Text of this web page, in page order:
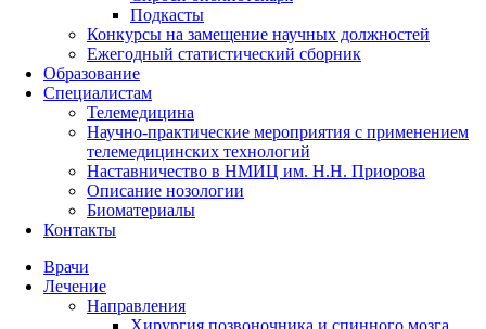
Подкасты
Конкурсы на замещение научных должностей
Ежегодный статистический сборник
Образование
Специалистам
Телемедицина
Научно-практические мероприятия с применением
телемедицинских технологий
Наставничество в НМИЦ им. Н.Н. Приорова
Описание нозологии
Биоматериалы
Контакты
Врачи
Лечение
Направления
Хирургия позвоночника и спинного мозга